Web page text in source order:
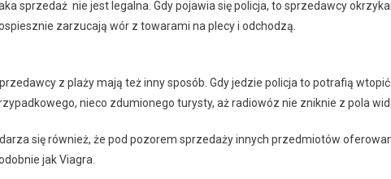
sprzedaż nie jest legalna. Gdy pojawia się policja, to sprzedawcy
zarzucają wór z towarami na plecy i odchodzą.
z plaży mają też inny sposób. Gdy jedzie policja to potrafią
nieco zdumionego turysty, aż radiowóz nie zniknie z pola
się również, że pod pozorem sprzedaży innych przedmiotów
jak Viagra.